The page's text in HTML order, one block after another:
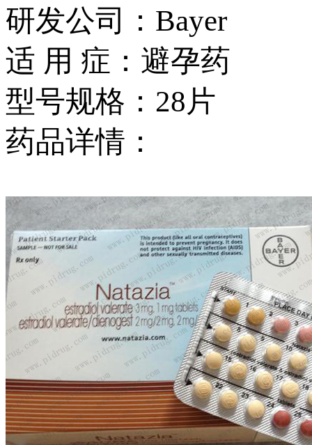
研发公司：Bayer
适 用 症：避孕药
型号规格：28片
药品详情：